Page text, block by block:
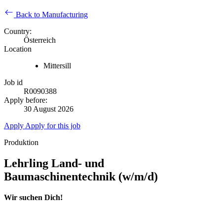
Back to Manufacturing
Country:
Österreich
Location
Mittersill
Job id
R0090388
Apply before:
30 August 2026
Apply Apply for this job
Produktion
Lehrling Land- und
Baumaschinentechnik (w/m/d)
Wir suchen Dich!